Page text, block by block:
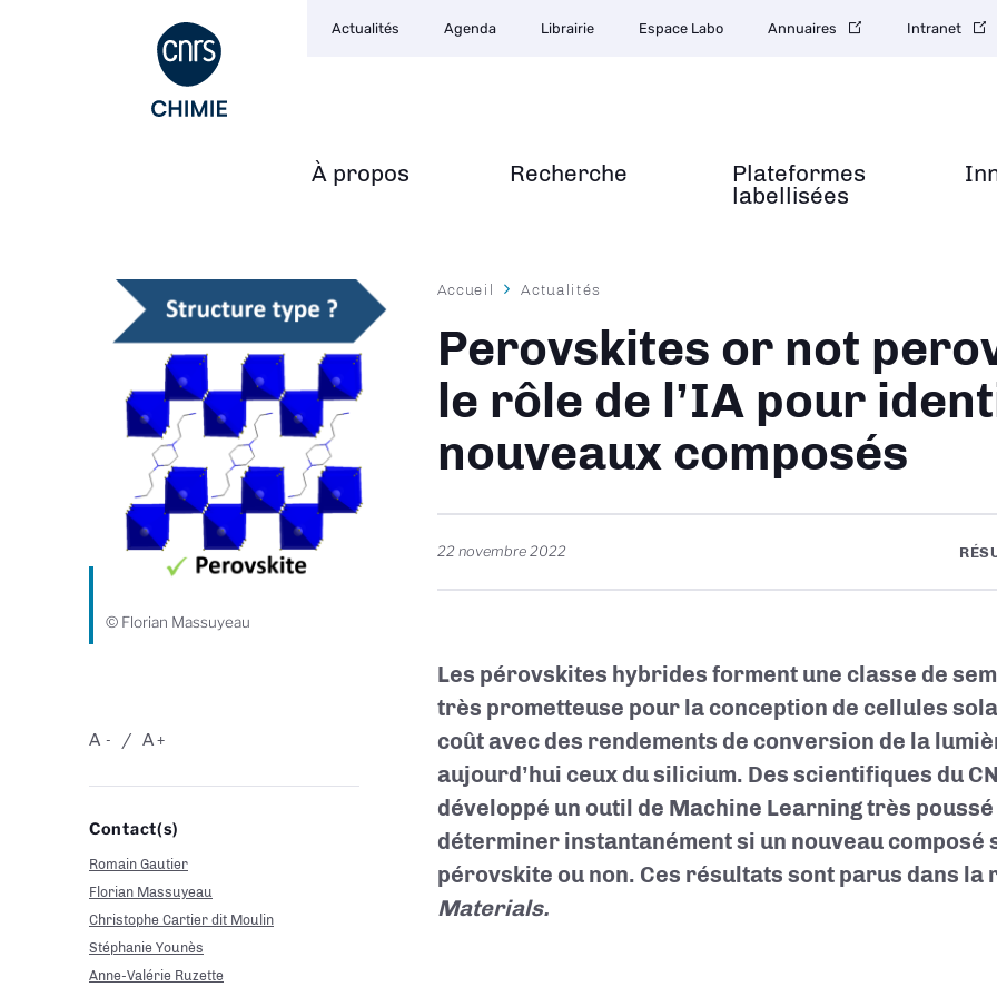
Navigation
À propos Recherche
Plateformes
labellisées
secondaire
Actualités Agenda Librairie Espace Labo Annuaires Intranet
© Florian Massuyeau
-
A +
A
Contact(s)
Romain Gautier
Florian Massuyeau
Christophe Cartier dit Moulin
Stéphanie Younès
Anne-Valérie Ruzette
Fil
Accueil Actualités
Perovskites or not
le rôle de l’IA pour
nouveaux composés
22 novembre 2022
Les pérovskites hybrides forment une classe de
très prometteuse pour la conception de cellules
coût avec des rendements de conversion de la
aujourd’hui ceux du silicium. Des scientifiques du
développé un outil de Machine Learning très
déterminer instantanément si un nouveau composé
pérovskite ou non. Ces résultats sont parus dans la
Materials.